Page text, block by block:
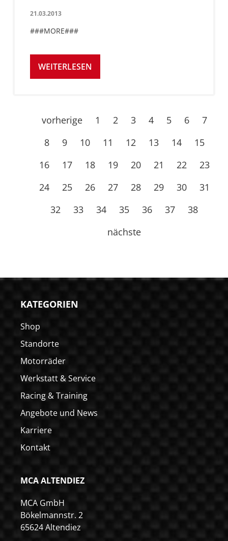
21.03.2013
###MORE###
WEITERLESEN
vorherige 1 2 3 4 5 6
7
8
9 10 11 12 13 14
15
16
17 18 19 20 21 22
23
24
25 26 27 28 29 30
31
32
33 34 35 36 37
38
nächste
KATEGORIEN
Shop
Standorte
Motorräder
Werkstatt & Service
Racing & Training
Angebote und News
Karriere
Kontakt
MCA ALTENDIEZ
MCA GmbH
Bökelmannstr. 2
65624 Altendiez